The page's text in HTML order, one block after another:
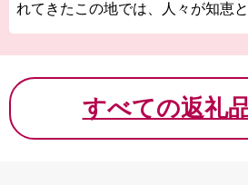
れてきたこの地では、人々が知恵
人たちの挑戦が、現在の安心な暮
えています。
肥沃な土壌で育つみかんや柿など
すべての返礼